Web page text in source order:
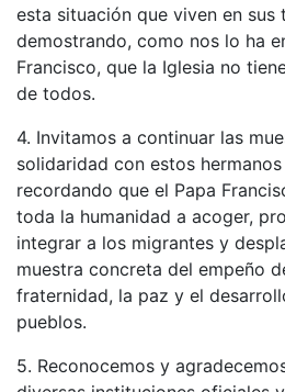
esta situación que viven en sus
demostrando, como nos lo ha
Francisco, que la Iglesia no
de todos.
4. Invitamos a continuar las
solidaridad con estos hermanos
recordando que el Papa
toda la humanidad a acoger,
integrar a los migrantes y
muestra concreta del empeño
fraternidad, la paz y el
pueblos.
5. Reconocemos y